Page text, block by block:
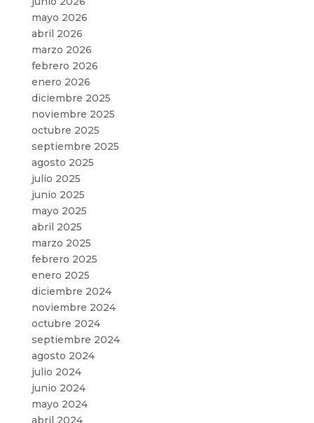
mayo 2026
abril 2026
marzo 2026
febrero 2026
enero 2026
diciembre 2025
noviembre 2025
octubre 2025
septiembre 2025
agosto 2025
julio 2025
junio 2025
mayo 2025
abril 2025
marzo 2025
febrero 2025
enero 2025
diciembre 2024
noviembre 2024
octubre 2024
septiembre 2024
agosto 2024
julio 2024
junio 2024
mayo 2024
abril 2024